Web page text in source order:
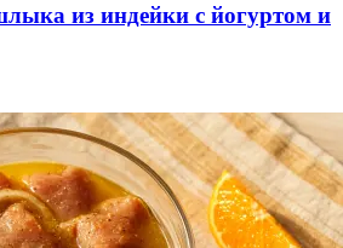
из индейки с йогуртом и